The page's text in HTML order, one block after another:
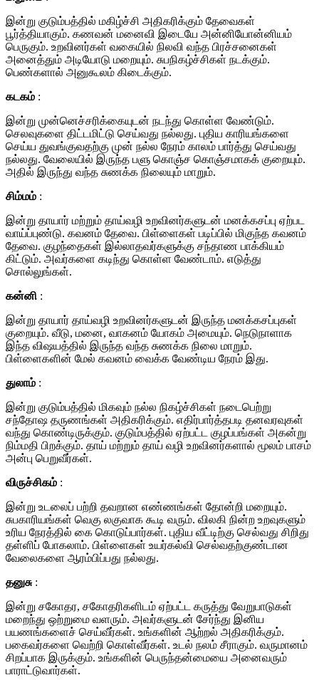
இன்று குடும்பத்தில் மகிழ்ச்சி அதிகரிக்கும் தேவைகள்
பூர்த்தியாகும். கணவன் மனைவி இடையே அன்னியோன்னியம்
பெருகும். உறவினர்கள் வகையில் நிலவி வந்த பிரச்சனைகள்
அனைத்தும் அடியோடு மறையும். சுபநிகழ்ச்சிகள் நடக்கும்.
பெண்களால் அனுகூலம் கிடைக்கும்.
கடகம் :
இன்று முன்னெச்சரிக்கையுடன் நடந்து கொள்ள வேண்டும்.
செலவுகளை திட்டமிட்டு செய்வது நல்லது. புதிய காரியங்களை
செய்ய துவங்குவதற்கு முன் நல்ல நேரம் காலம் பார்த்து செய்வது
நல்லது. வேலையில் இருந்த பளு கொஞ்ச கொஞ்சமாகக் குறையும்.
அதில் இருந்து வந்த சுணக்க நிலையும் மாறும்.
சிம்மம் :
இன்று தாயார் மற்றும் தாய்வழி உறவினர்களுடன் மனக்கசப்பு ஏற்பட
வாய்ப்புண்டு. கவனம் தேவை. பிள்ளைகள் படிப்பில் மிகுந்த கவனம்
தேவை. குழந்தைகள் இல்லாதவர்களுக்கு சந்தாண பாக்கியம்
கிட்டும். அவர்களை கடிந்து கொள்ள வேண்டாம். எடுத்து
சொல்லுங்கள்.
கன்னி :
இன்று தாயார் தாய்வழி உறவினர்களுடன் இருந்த மனக்கசப்புகள்
குறையும். வீடு, மனை, வாகனம் யோகம் அமையும். நெடுநாளாக
இந்த விஷயத்தில் இருந்த வந்த சுணக்க நிலை மாறும்.
பிள்ளைகளின் மேல் கவனம் வைக்க வேண்டிய நேரம் இது.
துலாம் :
இன்று குடும்பத்தில் மிகவும் நல்ல நிகழ்ச்சிகள் நடைபெற்று
சந்தோஷ தருணங்கள் அதிகரிக்கும். எதிர்பார்த்தபடி தனவரவுகள்
வந்து கொண்டிருக்கும். குடும்பத்தில் ஏற்பட்ட குழப்பங்கள் அகன்று
நிம்மதி பிறக்கும். தாய் மற்றும் தாய் வழி உறவினர்களால் மூலம் பாசம்
அன்பு பெறுவீர்கள்.
விருச்சிகம் :
இன்று உடலைப் பற்றி தவறான எண்ணங்கள் தோன்றி மறையும்.
சுபகாரியங்கள் வெகு லகுவாக கூடி வரும். விலகி நின்ற உறவுகளும்
உரிய நேரத்தில் கை கொடுப்பார்கள். புதிய வீட்டிற்கு செல்வது சிறிது
தள்ளிப் போகலாம். பிள்ளைகள் உயர்கல்வி செல்வதற்குண்டான
வேலைகளை ஆரம்பிப்பது நல்லது.
தனுசு:
இன்று சகோதர, சகோதரிகளிடம் ஏற்பட்ட கருத்து வேறுபாடுகள்
மறைந்து ஒற்றுமை வளரும். அவர்களுடன் சேர்ந்து இனிய
பயணங்களைச் செய்வீர்கள். உங்களின் ஆற்றல் அதிகரிக்கும்.
பகைவர்களை வெற்றி கொள்வீர்கள். உடல் நலம் சீராகும். வருமானம்
சிறப்பாக இருக்கும். உங்களின் பெருந்தன்மையை அனைவரும்
பாராட்டுவார்கள்.